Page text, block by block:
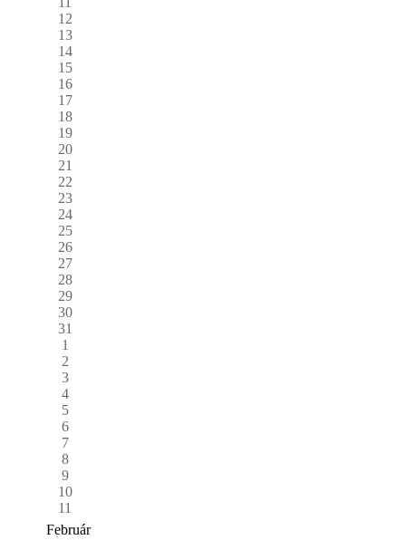
12
13
14
15
16
17
18
19
20
21
22
23
24
25
26
27
28
29
30
31
1
2
3
4
5
6
7
8
9
10
11
Február